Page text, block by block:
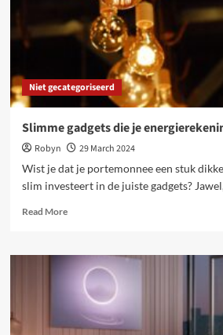
Niet gecategoriseerd
Slimme gadgets die je
Robyn
29 March 2024
Wist je dat je portemonnee een stuk
slim investeert in de juiste gadgets?
Read MoreRead
Slimme
gadgets
energierekening
verlagen